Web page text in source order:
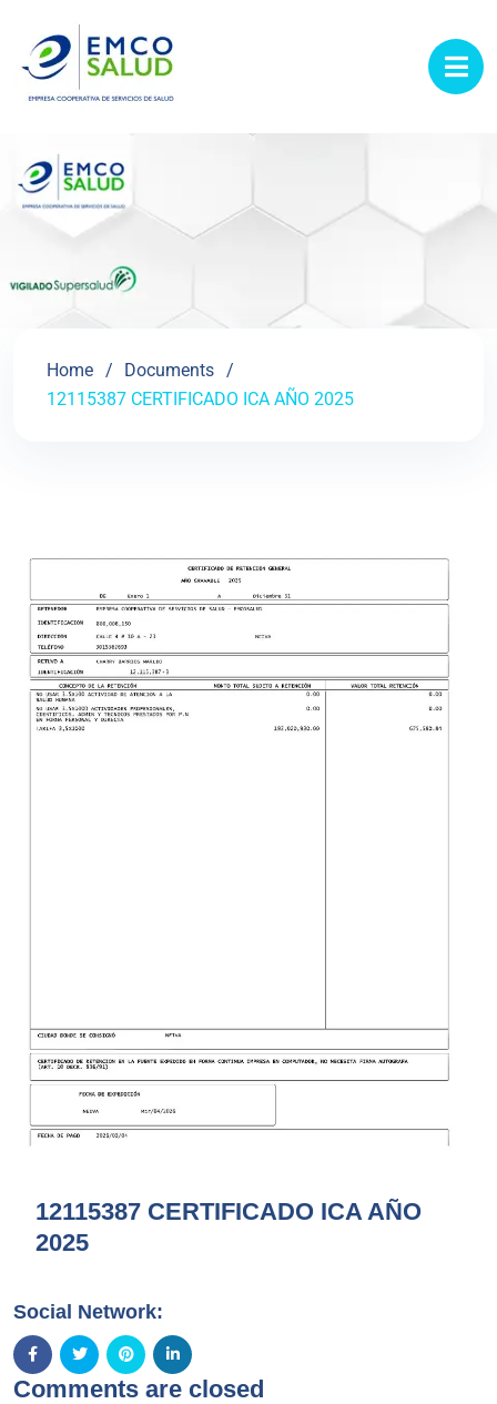
Home
Documents
12115387 CERTIFICADO ICA AÑO 2025
12115387 CERTIFICADO ICA AÑO
2025
Social Network:
Comments are closed